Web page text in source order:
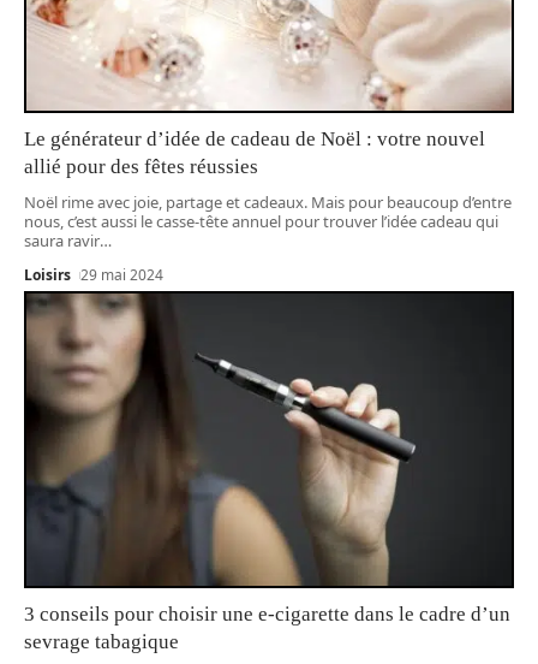
Le générateur d’idée de cadeau de Noël : votre nouvel
allié pour des fêtes réussies
Noël rime avec joie, partage et cadeaux. Mais pour beaucoup d’entre
nous, c’est aussi le casse-tête annuel pour trouver l’idée cadeau qui
saura ravir…
Loisirs 29 mai 2024
3 conseils pour choisir une e-cigarette dans le cadre d’un
sevrage tabagique